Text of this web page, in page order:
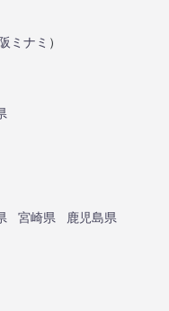
ミナミ ）
宮崎県
鹿児島県